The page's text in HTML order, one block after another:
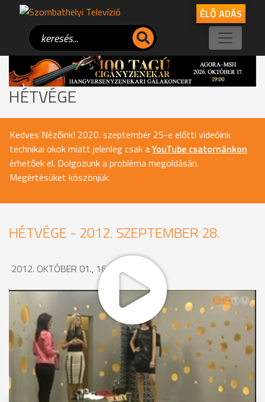
ÉLŐ ADÁS
HÉTVÉGE
Kedves Nézőink! 2020. szeptember 25-e előtti videóink
technikai okok miatt jelenleg csak aYouTube csatornánkon
érhetőek el. Dolgozunk a probléma megoldásán.
Megértésüket köszönjük.
HÉTVÉGE - 2012. SZEPTEMBER 28.
2012. OKTÓBER 01., 16:49
MEGOSZTÁS